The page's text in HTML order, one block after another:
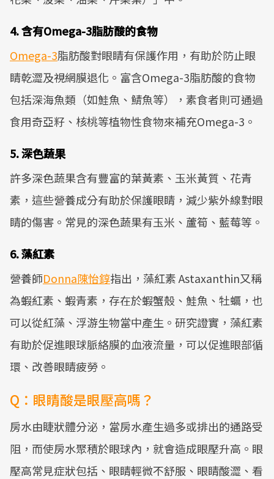
4. 含有Omega-3脂肪酸的食物
Omega-3脂肪酸對眼睛有保護作用，有助於防止眼
睛乾澀及視網膜退化。富含Omega-3脂肪酸的食物
包括深海魚類（如鮭魚、鯖魚等），素食者則可通過
食用奇亞籽、核桃等植物性食物來補充Omega-3。
5. 深色蔬果
許多深色蔬果含有豐富的葉黃素、玉米黃質、花青
素，這些營養成分有助於保護眼睛，減少紫外線對眼
睛的傷害。常見的深色蔬果有玉米、蘆筍、藍莓等。
6. 藻紅素
營養師Donna陳怡錞指出，藻紅素 Astaxanthin又稱
為蝦紅素、蝦青素，存在於蝦蟹殼、鮭魚、牡蠣，也
可以從紅藻、浮游生物當中產生。研究證實，藻紅素
有助於促進眼球脈絡膜的血液流量，可以促進眼部循
環、改善眼睛疲勞。
Q：眼睛酸是眼壓高嗎？
房水由睫狀體分泌，當房水產生過多或排出的通路受
阻，而使房水聚積於眼球內，就會造成眼壓升高。眼
壓高常見症狀包括、眼睛輕微不舒服、眼睛酸澀、看